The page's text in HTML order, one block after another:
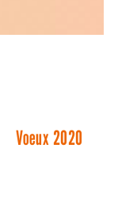
Voeux 2020